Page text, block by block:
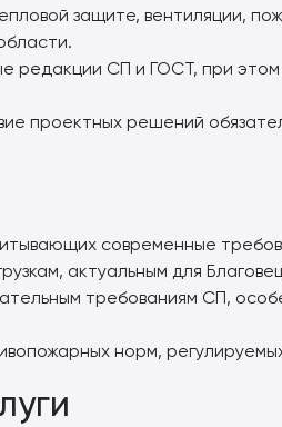
защите, вентиляции,
редакции СП и ГОСТ, при
проектных решений
современные
актуальным для
требованиям СП,
норм,